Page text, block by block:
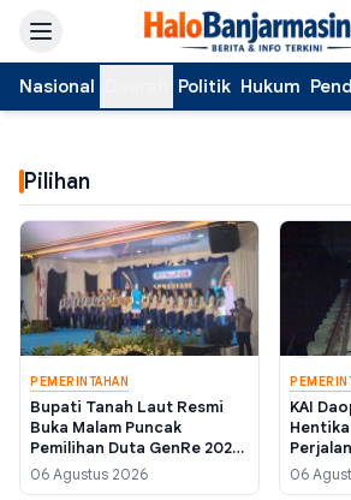
Nasional Politik Hukum
Pilihan
PEMERINTAHAN
Bupati Tanah Laut Resmi
Buka Malam Puncak
Pemilihan Duta GenRe 2026,
Tekankan Konten Positif di
Media Sosial
06 Agustus 2026
KAI
Gempa
06